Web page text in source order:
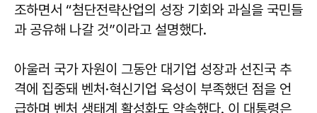
조하면서 “첨단전략산업의 성장 기회와 과실을 국민들
과 공유해 나갈 것”이라고 설명했다.
아울러 국가 자원이 그동안 대기업 성장과 선진국 추
격에 집중돼 벤처·혁신기업 육성이 부족했던 점을 언
급하며 벤처 생태계 활성화도 약속했다. 이 대통령은